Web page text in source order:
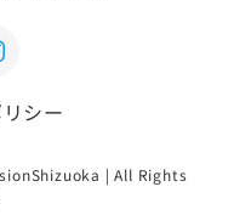
シー
| All Rights